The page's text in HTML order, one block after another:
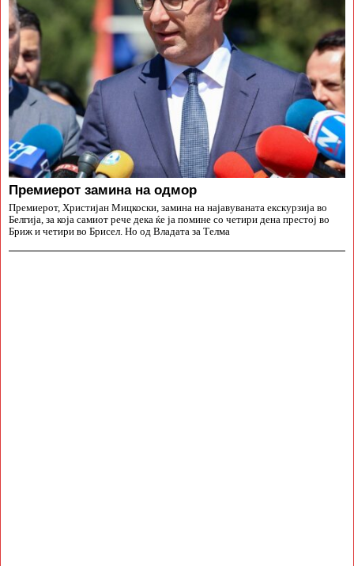
Премиерот замина на одмор
Премиерот, Христијан Мицкоски, замина на најавуваната екскурзија во
Белгија, за која самиот рече дека ќе ја помине со четири дена престој во
Бриж и четири во Брисел. Но од Владата за Телма